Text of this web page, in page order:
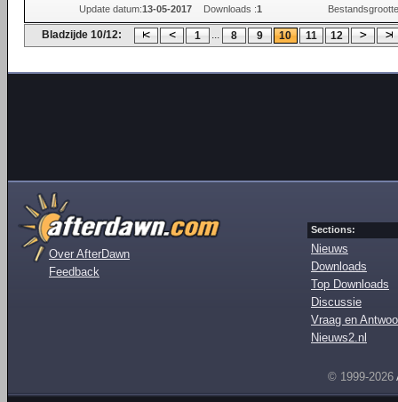
Update datum:13-05-2017 Downloads :1
Bladzijde 10/12: 1 ... 8 9 10 11 12
Over AfterDawn
Feedback
Sections:
Nieuws
Downloads
Top Downloads
Discussie
Vraag en
Nieuws2.nl
© 1999-2026